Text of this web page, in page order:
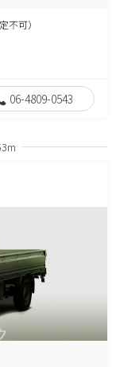
可）
06-4809-0543